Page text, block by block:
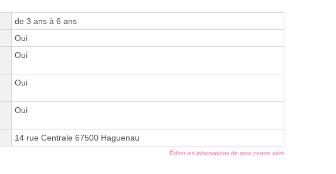
de 3 ans à 6 ans
Oui
Oui
Oui
Oui
14 rue Centrale 67500 Haguenau
Éditer les informations de mon centre aéré